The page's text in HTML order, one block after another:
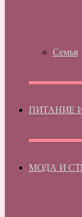
Семья
ПИТАНИЕ
МОДА И